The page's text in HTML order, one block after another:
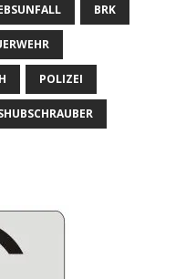
BRK
POLIZEI